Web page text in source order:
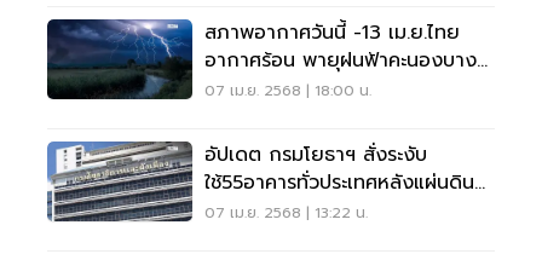
สภาพอากาศวันนี้ -13 เม.ย.ไทย
อากาศร้อน พายุฝนฟ้าคะนองบาง
แห่ง
07 เม.ย. 2568 | 18:00 น.
อัปเดต กรมโยธาฯ สั่งระงับ
ใช้55อาคารทั่วประเทศหลังแผ่นดิน
ไหว
07 เม.ย. 2568 | 13:22 น.